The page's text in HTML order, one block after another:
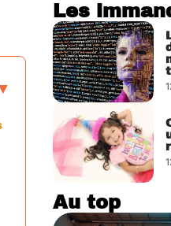
Les
Au top